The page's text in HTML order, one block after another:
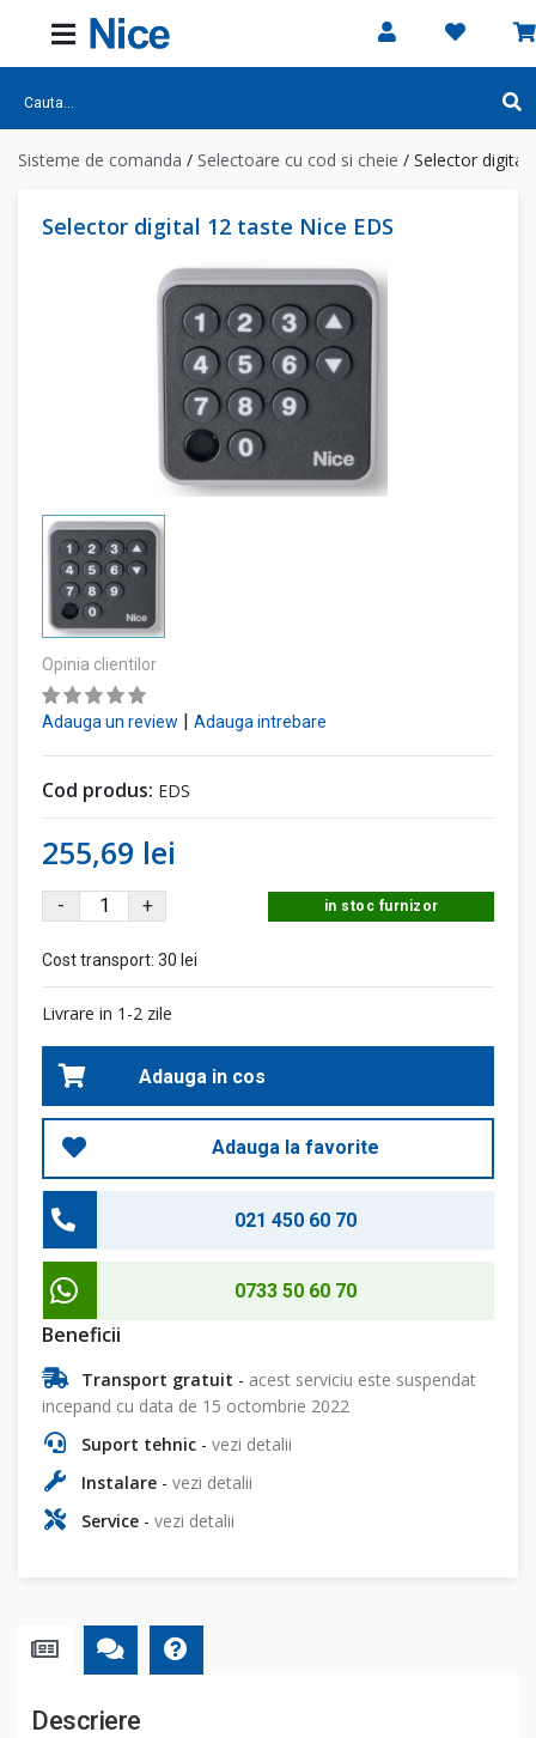
Sisteme de comanda / Selectoare cu cod si cheie / Selector digital
Selector digital 12 taste Nice EDS
Opinia clientilor
Adauga un review Adauga intrebare
Cod produs: EDS
255,69 lei
- + in stoc furnizor
Cost transport: 30 lei
Livrare in 1-2 zile
Adauga in cos
Adauga la favorite
021 450 60 70
0733 50 60 70
Beneficii
Transport gratuit - acest serviciu este suspendat
incepand cu data de 15 octombrie 2022
Suport tehnic- vezi detalii
Instalare- vezi detalii
Service- vezi detalii
Descriere